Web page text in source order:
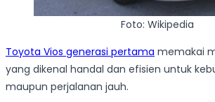
Foto: Wikipedia
Toyota Vios generasi pertama memakai
yang dikenal handal dan efisien untuk
maupun perjalanan jauh.